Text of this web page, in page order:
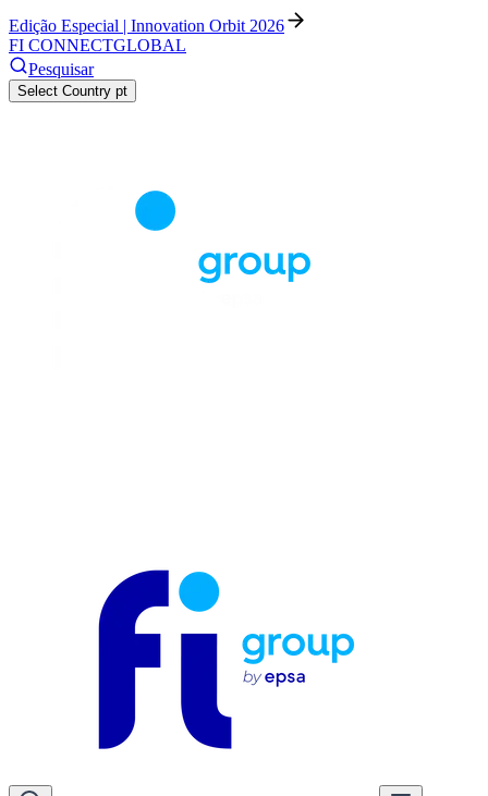
Edição Especial | Innovation Orbit 2026
FI CONNECTGLOBAL
Pesquisar
Select Country pt